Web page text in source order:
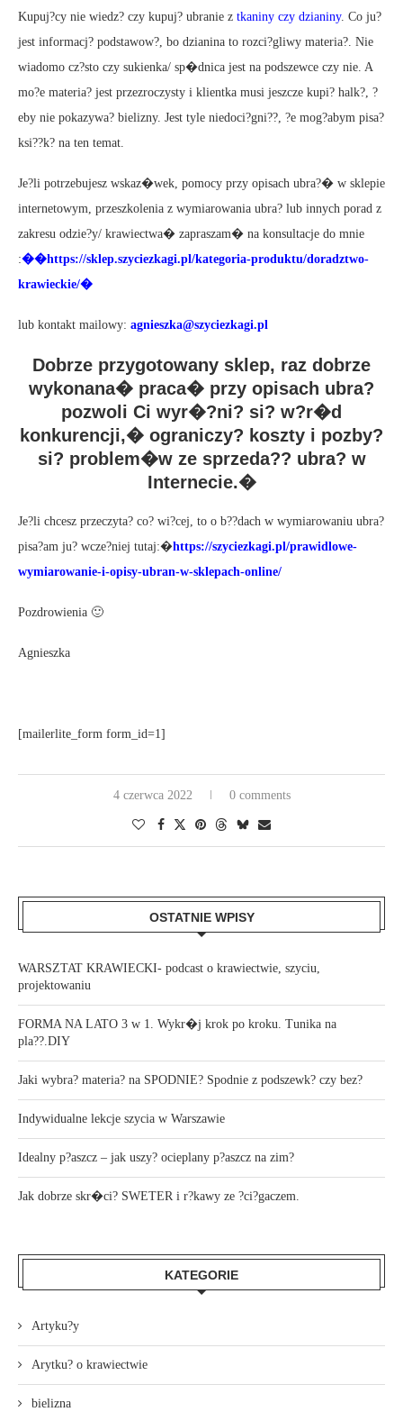
Kupuj?cy nie wiedz? czy kupuj? ubranie z tkaniny czy dzianiny. Co ju?
jest informacj? podstawow?, bo dzianina to rozci?gliwy materia?. Nie
wiadomo cz?sto czy sukienka/ sp�dnica jest na podszewce czy nie. A
mo?e materia? jest przezroczysty i klientka musi jeszcze kupi? halk?, ?
eby nie pokazywa? bielizny. Jest tyle niedoci?gni??, ?e mog?abym pisa?
ksi??k? na ten temat.
Je?li potrzebujesz wskaz�wek, pomocy przy opisach ubra?� w sklepie
internetowym, przeszkolenia z wymiarowania ubra? lub innych porad z
zakresu odzie?y/ krawiectwa� zapraszam� na konsultacje do mnie
:��https://sklep.szyciezkagi.pl/kategoria-produktu/doradztwo-
krawieckie/�
lub kontakt mailowy: agnieszka@szyciezkagi.pl
Dobrze przygotowany sklep, raz dobrze
wykonana� praca� przy opisach ubra?
pozwoli Ci wyr�?ni? si? w?r�d
konkurencji,� ograniczy? koszty i pozby?
si? problem�w ze sprzeda?? ubra? w
Internecie.�
Je?li chcesz przeczyta? co? wi?cej, to o b??dach w wymiarowaniu ubra?
pisa?am ju? wcze?niej tutaj:�https://szyciezkagi.pl/prawidlowe-
wymiarowanie-i-opisy-ubran-w-sklepach-online/
Pozdrowienia 🙂
Agnieszka
[mailerlite_form form_id=1]
4 czerwca 2022 0 comments
OSTATNIE WPISY
WARSZTAT KRAWIECKI- podcast o krawiectwie, szyciu,
projektowaniu
FORMA NA LATO 3 w 1. Wykr�j krok po kroku. Tunika na
pla??.DIY
Jaki wybra? materia? na SPODNIE? Spodnie z podszewk? czy bez?
Indywidualne lekcje szycia w Warszawie
Idealny p?aszcz – jak uszy? ocieplany p?aszcz na zim?
Jak dobrze skr�ci? SWETER i r?kawy ze ?ci?gaczem.
KATEGORIE
Artyku?y
Arytku? o krawiectwie
bielizna